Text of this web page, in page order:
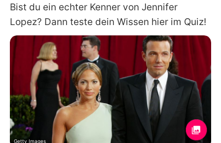
Bist du ein echter Kenner von Jennifer
Lopez? Dann teste dein Wissen hier im Quiz!
Getty Images